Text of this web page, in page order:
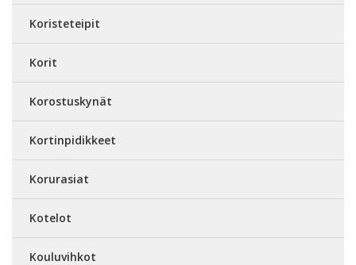
Koristeteipit
Korit
Korostuskynät
Kortinpidikkeet
Korurasiat
Kotelot
Kouluvihkot